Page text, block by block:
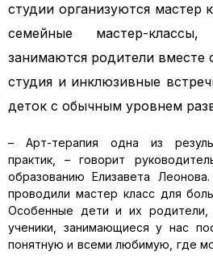
студии организуются мастер
семейные мастер-
занимаются родители вместе
студия и инклюзивные
деток с обычным уровнем
– Арт-терапия одна из
практик, – говорит
образованию Елизавета
проводили мастер класс для
Особенные дети и их
ученики, занимающиеся у нас
понятную и всеми любимую, где